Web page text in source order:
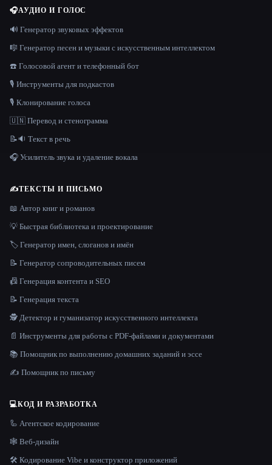
🎧АУДИО И ГОЛОС
🔊 Генератор звуковых эффектов
🎼 Генератор песен и музыки с искусственным интеллектом
☎️ Голосовой агент и телефонный бот
🎙️ Инструменты для подкастов
🎙️ Клонирование голоса
🇺🇳 Перевод и стенограмма
📝🔉 Текст в речь
🎧 Усилитель звука и удаление вокала
✍️ТЕКСТЫ И ПИСЬМО
📖 Автор книг и романов
💡 Быстрая библиотека и проектирование
🏷️ Генератор имен, слоганов и имён
📝 Генератор сопроводительных писем
📠 Генерация контента и SEO
📝 Генерация текста
🕵️ Детектор и гуманизатор искусственного интеллекта
📄 Инструменты для работы с PDF-файлами и документами
📚 Помощник по выполнению домашних заданий и эссе
✍️ Помощник по письму
💻КОД И РАЗРАБОТКА
🦾 Агентское кодирование
🕸 Веб-дизайн
🛠️ Кодирование Vibe и конструктор приложений